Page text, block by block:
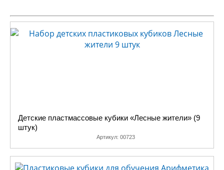
Детские пластмассовые кубики «Лесные жители» (9
штук)
Артикул: 00723